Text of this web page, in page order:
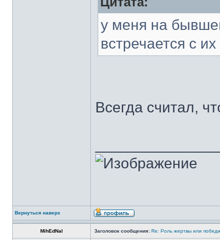
у меня на
встречается с
Всегда считал,
Вернуться наверх
MihEdNal Заголовок сообщения: Re: Роль жертвы или